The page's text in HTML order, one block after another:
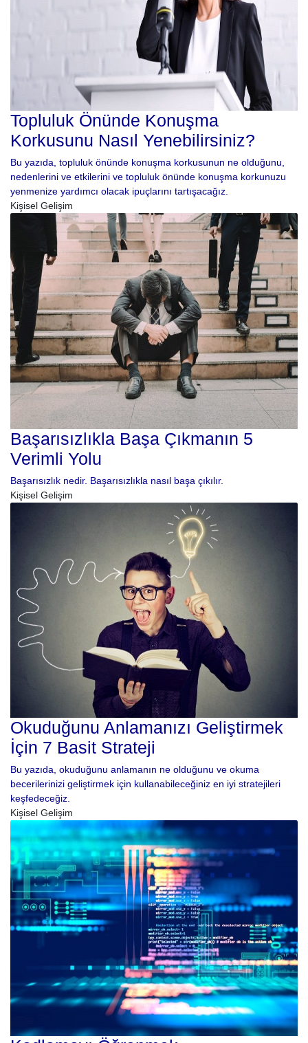
Topluluk Önünde Konuşma
Korkusunu Nasıl Yenebilirsiniz?
Bu yazıda, topluluk önünde konuşma korkusunun ne olduğunu,
nedenlerini ve etkilerini ve topluluk önünde konuşma korkunuzu
yenmenize yardımcı olacak ipuçlarını tartışacağız.
Kişisel Gelişim
Başarısızlıkla Başa Çıkmanın 5
Verimli Yolu
Başarısızlık nedir. Başarısızlıkla nasıl başa çıkılır.
Kişisel Gelişim
Okuduğunu Anlamanızı Geliştirmek
İçin 7 Basit Strateji
Bu yazıda, okuduğunu anlamanın ne olduğunu ve okuma
becerilerinizi geliştirmek için kullanabileceğiniz en iyi stratejileri
keşfedeceğiz.
Kişisel Gelişim